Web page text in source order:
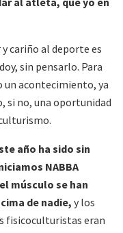
cariño al deporte es
sin pensarlo. Para
un acontecimiento, ya
si no, una oportunidad
año ha sido sin
NABBA
músculo se han
de nadie,y los
fisicoculturistas eran